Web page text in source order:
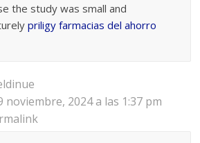
the study was small and
priligy farmacias del ahorro
noviembre, 2024 a las 1:37 pm